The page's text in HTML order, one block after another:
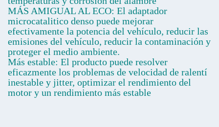
MÁS AMIGUAL AL ECO: El adaptador
microcatalitico denso puede mejorar
efectivamente la potencia del vehículo, reducir las
emisiones del vehículo, reducir la contaminación y
proteger el medio ambiente.
Más estable: El producto puede resolver
eficazmente los problemas de velocidad de ralentí
inestable y jitter, optimizar el rendimiento del
motor y un rendimiento más estable